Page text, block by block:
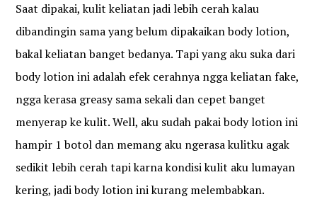
Saat dipakai, kulit keliatan jadi lebih cerah kalau
dibandingin sama yang belum dipakaikan body lotion,
bakal keliatan banget bedanya. Tapi yang aku suka dari
body lotion ini adalah efek cerahnya ngga keliatan fake,
ngga kerasa greasy sama sekali dan cepet banget
menyerap ke kulit. Well, aku sudah pakai body lotion ini
hampir 1 botol dan memang aku ngerasa kulitku agak
sedikit lebih cerah tapi karna kondisi kulit aku lumayan
kering, jadi body lotion ini kurang melembabkan.